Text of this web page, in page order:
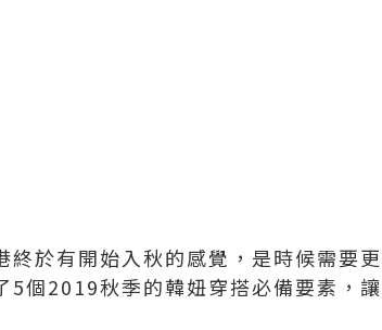
終於有開始入秋的感覺，是時候需要
5個2019秋季的韓妞穿搭必備要素，